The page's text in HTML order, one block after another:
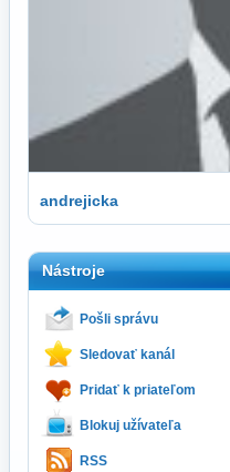
andrejicka
Nástroje
Pošli správu
Sledovať kanál
Pridať k priateľom
Blokuj užívateľa
RSS